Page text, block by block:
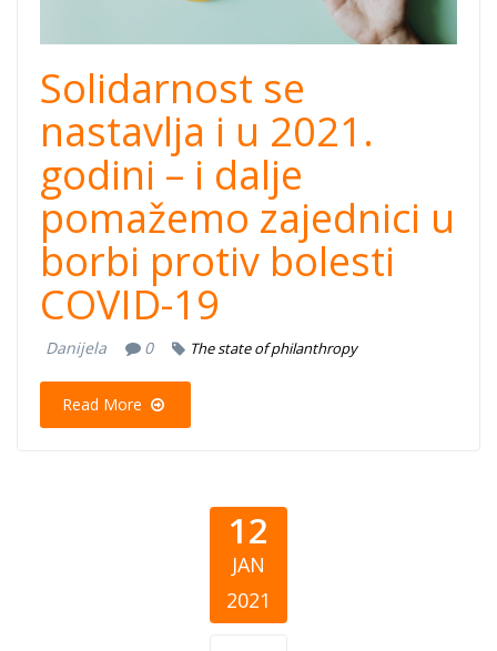
Solidarnost se
nastavlja i u 2021.
godini – i dalje
pomažemo zajednici u
borbi protiv bolesti
COVID-19
Danijela 0 The state of philanthropy
Read More
12
JAN
2021